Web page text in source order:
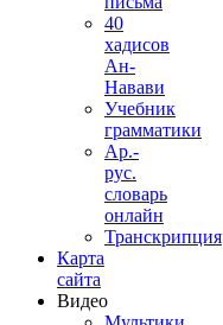
40
хадисов
Ан-
Навави
Учебник
грамматики
Ар.-
рус.
словарь
онлайн
Транскрипция
Карта
сайта
Видео